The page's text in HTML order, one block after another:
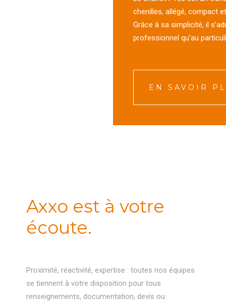
chenilles, allégé, compact
Grâce à sa simplicité, il
professionnel qu’au
EN SAVOIR
Axxo est à votre
écoute.
Proximité, réactivité, expertise : toutes nos équipes
se tiennent à votre disposition pour tous
renseignements, documentation, devis ou